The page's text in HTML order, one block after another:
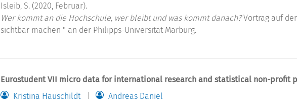
Isleib, S. (2020, Februar).
Wer kommt an die Hochschule, wer bleibt und was kommt danach?Vortrag auf
sichtbar machen " an der Philipps-Universität Marburg.
Eurostudent VII micro data for international research and statistical non-profit
Kristina Hauschildt
Andreas Daniel